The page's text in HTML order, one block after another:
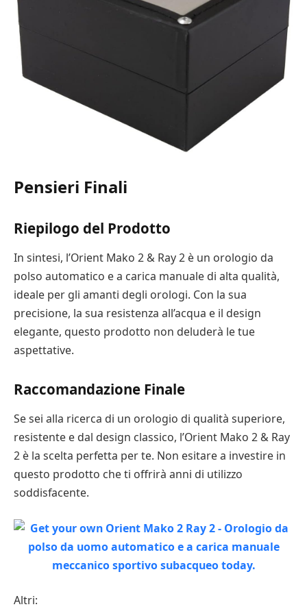
Pensieri Finali
Riepilogo del Prodotto
In sintesi, l’Orient Mako 2 & Ray 2 è un orologio da
polso automatico e a carica manuale di alta qualità,
ideale per gli amanti degli orologi. Con la sua
precisione, la sua resistenza all’acqua e il design
elegante, questo prodotto non deluderà le tue
aspettative.
Raccomandazione Finale
Se sei alla ricerca di un orologio di qualità superiore,
resistente e dal design classico, l’Orient Mako 2 & Ray
2 è la scelta perfetta per te. Non esitare a investire in
questo prodotto che ti offrirà anni di utilizzo
soddisfacente.
Altri: